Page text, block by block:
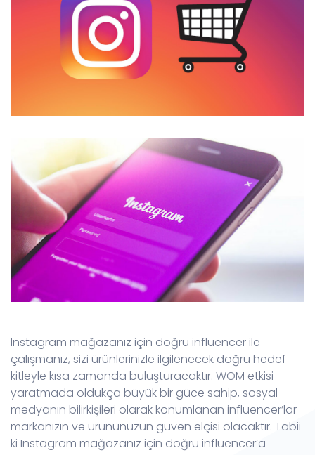
Instagram mağazanız için doğru influencer ile
çalışmanız, sizi ürünlerinizle ilgilenecek doğru hedef
kitleyle kısa zamanda buluşturacaktır. WOM etkisi
yaratmada oldukça büyük bir güce sahip, sosyal
medyanın bilirkişileri olarak konumlanan influencer’lar
markanızın ve ürününüzün güven elçisi olacaktır. Tabii
ki Instagram mağazanız için doğru influencer’a